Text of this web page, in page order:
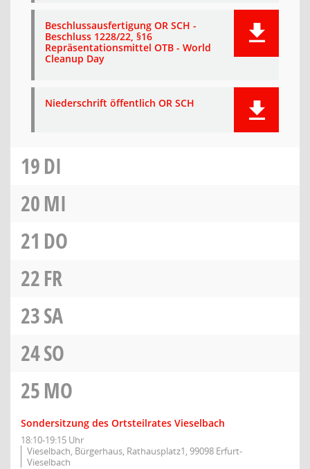
Beschlussausfertigung OR SCH -
Beschluss 1228/22, §16
Repräsentationsmittel OTB - World
Cleanup Day
Niederschrift öffentlich OR SCH
19DI
20MI
21 DO
22FR
23SA
24SO
25MO
Sondersitzung des Ortsteilrates Vieselbach
18:10-19:15 Uhr
Vieselbach, Bürgerhaus, Rathausplatz1, 99098 Erfurt-
Vieselbach